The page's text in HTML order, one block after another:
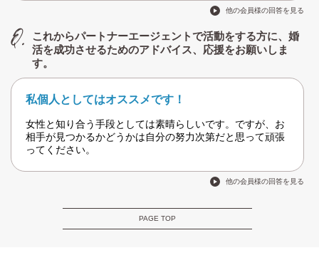
他の会員様の回答を見る
これからパートナーエージェントで活動をする方に、婚
活を成功させるためのアドバイス、応援をお願いしま
す。
私個人としてはオススメです！
女性と知り合う手段としては素晴らしいです。ですが、お
相手が見つかるかどうかは自分の努力次第だと思って頑張
ってください。
他の会員様の回答を見る
PAGE TOP